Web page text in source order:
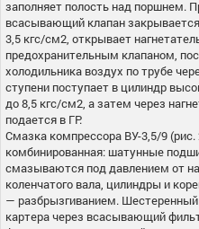
заполняет полость над поршнем.
всасывающий клапан
3,5 кгс/см2, открывает
предохранительным клапаном,
холодильника воздух по трубе
ступени поступает в цилиндр
до 8,5 кгс/см2, а затем через
подается в ГР.
Смазка компрессора ВУ-3,5/9
комбинированная: шатунные
смазываются под давлением от
коленчатого вала, цилиндры и
— разбрызгиванием.
картера через всасывающий